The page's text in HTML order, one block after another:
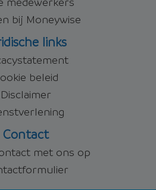
bij Moneywise
links
beleid
Disclaimer
Contact
met ons op